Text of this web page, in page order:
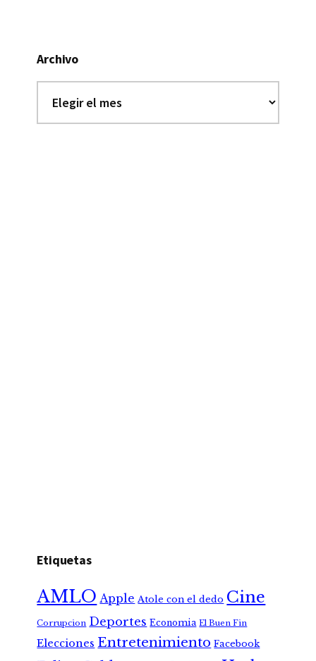
Archivo
Etiquetas
AMLO Apple Atole con el dedo Cine
Corrupcion Deportes Economia El Buen Fin
Elecciones Entretenimiento Facebook